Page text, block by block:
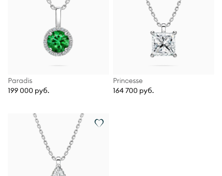
Paradis
199 000 руб.
Princesse
164 700 руб.